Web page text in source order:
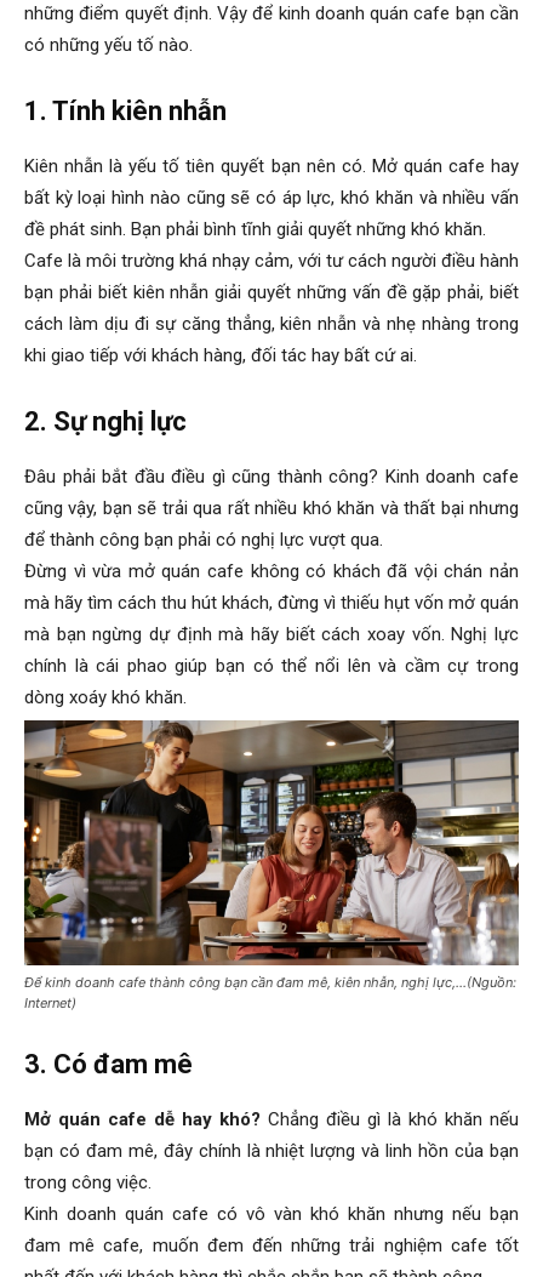
những điểm quyết định. Vậy để kinh doanh quán cafe bạn cần
có những yếu tố nào.
1. Tính kiên nhẫn
Kiên nhẫn là yếu tố tiên quyết bạn nên có. Mở quán cafe hay
bất kỳ loại hình nào cũng sẽ có áp lực, khó khăn và nhiều vấn
đề phát sinh. Bạn phải bình tĩnh giải quyết những khó khăn.
Cafe là môi trường khá nhạy cảm, với tư cách người điều hành
bạn phải biết kiên nhẫn giải quyết những vấn đề gặp phải, biết
cách làm dịu đi sự căng thẳng, kiên nhẫn và nhẹ nhàng trong
khi giao tiếp với khách hàng, đối tác hay bất cứ ai.
2. Sự nghị lực
Đâu phải bắt đầu điều gì cũng thành công? Kinh doanh cafe
cũng vậy, bạn sẽ trải qua rất nhiều khó khăn và thất bại nhưng
để thành công bạn phải có nghị lực vượt qua.
Đừng vì vừa mở quán cafe không có khách đã vội chán nản
mà hãy tìm cách thu hút khách, đừng vì thiếu hụt vốn mở quán
mà bạn ngừng dự định mà hãy biết cách xoay vốn. Nghị lực
chính là cái phao giúp bạn có thể nổi lên và cầm cự trong
dòng xoáy khó khăn.
Để kinh doanh cafe thành công bạn cần đam mê, kiên nhẫn, nghị lực,…(Nguồn:
Internet)
3. Có đam mê
Mở quán cafe dễ hay khó? Chẳng điều gì là khó khăn nếu
bạn có đam mê, đây chính là nhiệt lượng và linh hồn của bạn
trong công việc.
Kinh doanh quán cafe có vô vàn khó khăn nhưng nếu bạn
đam mê cafe, muốn đem đến những trải nghiệm cafe tốt